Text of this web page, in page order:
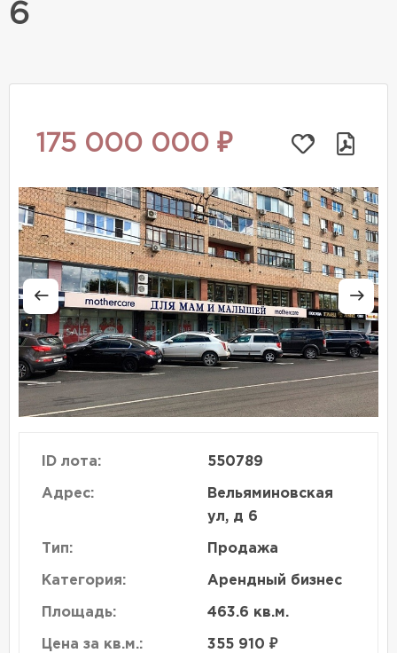
6
175 000 000 ₽
ID лота: 550789
Адрес:
Вельяминовская
ул, д 6
Тип: Продажа
Категория: Арендный бизнес
Площадь: 463.6 кв.м.
Цена за кв.м.: 355 910 ₽